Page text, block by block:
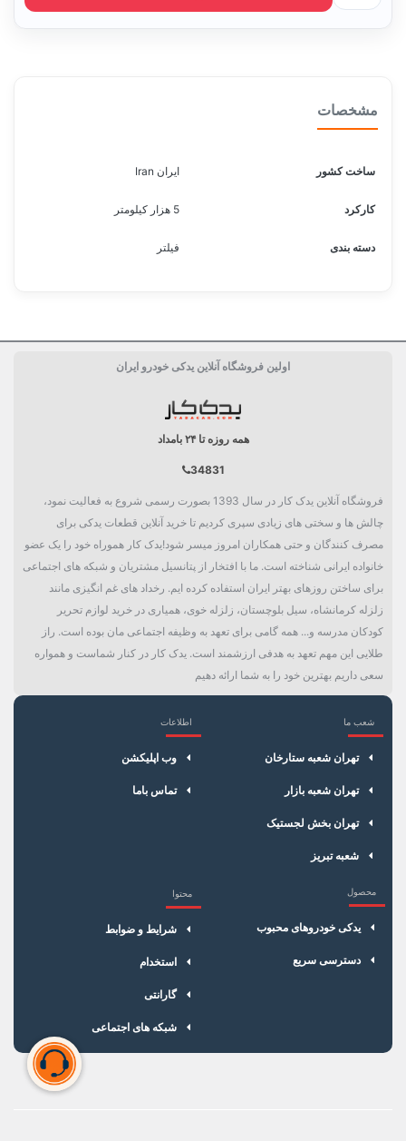
مشخصات
ساخت کشور ایران Iran
کارکرد 5 هزار کیلومتر
دسته بندی فیلتر
اولین فروشگاه آنلاین یدکی خودرو ایران
همه روزه تا ۲۴ بامداد
34831
فروشگاه آنلاین یدک کار در سال 1393 بصورت رسمی شروع به فعالیت نمود،
چالش ها و سختی های زیادی سپری کردیم تا خرید آنلاین قطعات یدکی برای
مصرف کنندگان و حتی همکاران امروز میسر شود!یدک کار هموراه خود را یک عضو
خانواده ایرانی شناخته است. ما با افتخار از پتانسیل مشتریان و شبکه های اجتماعی
برای ساختن روزهای بهتر ایران استفاده کرده ایم. رخداد های غم انگیزی مانند
زلزله کرمانشاه، سیل بلوچستان، زلزله خوی، همیاری در خرید لوازم تحریر
کودکان مدرسه و... همه گامی برای تعهد به وظیفه اجتماعی مان بوده است. راز
طلایی این مهم تعهد به هدفی ارزشمند است. یدک کار در کنار شماست و همواره
سعی داریم بهترین خود را به شما ارائه دهیم
شعب ما
تهران شعبه ستارخان
تهران شعبه بازار
تهران بخش لجستیک
شعبه تبریز
اطلاعات
وب اپلیکشن
تماس باما
محصول
یدکی خودروهای محبوب
دسترسی سریع
محتوا
شرایط و ضوابط
استخدام
گارانتی
شبکه های اجتماعی
×